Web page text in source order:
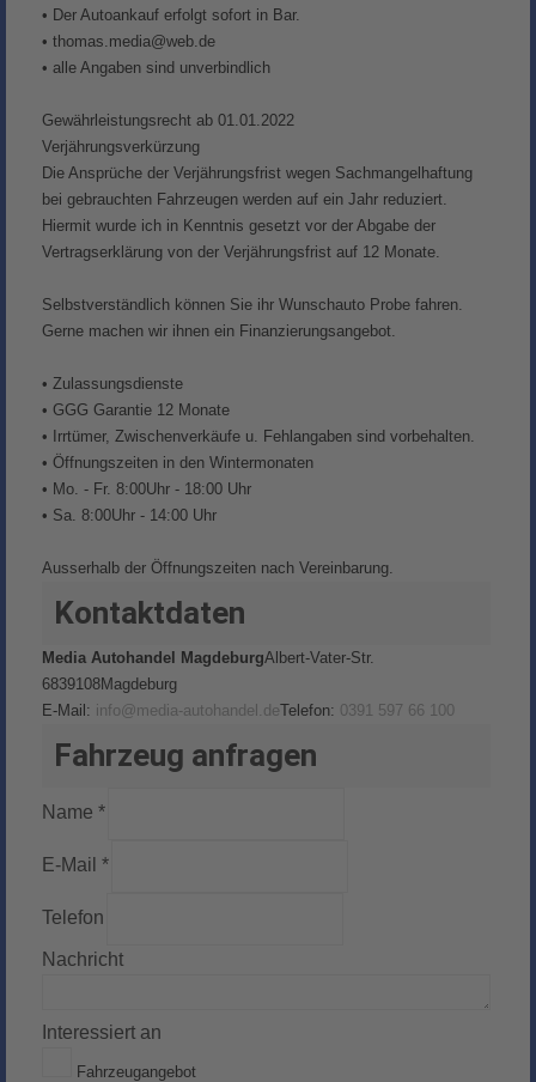
• Der Autoankauf erfolgt sofort in Bar.
• thomas.media@web.de
• alle Angaben sind unverbindlich
Gewährleistungsrecht ab 01.01.2022
Verjährungsverkürzung
Die Ansprüche der Verjährungsfrist wegen Sachmangelhaftung
bei gebrauchten Fahrzeugen werden auf ein Jahr reduziert.
Hiermit wurde ich in Kenntnis gesetzt vor der Abgabe der
Vertragserklärung von der Verjährungsfrist auf 12 Monate.
Selbstverständlich können Sie ihr Wunschauto Probe fahren.
Gerne machen wir ihnen ein Finanzierungsangebot.
• Zulassungsdienste
• GGG Garantie 12 Monate
• Irrtümer, Zwischenverkäufe u. Fehlangaben sind vorbehalten.
• Öffnungszeiten in den Wintermonaten
• Mo. - Fr. 8:00Uhr - 18:00 Uhr
• Sa. 8:00Uhr - 14:00 Uhr
Ausserhalb der Öffnungszeiten nach Vereinbarung.
Kontaktdaten
Media Autohandel MagdeburgAlbert-Vater-Str.
6839108Magdeburg
E-Mail: info@media-autohandel.deTelefon: 0391 597 66 100
Fahrzeug anfragen
Name *
E-Mail *
Telefon
Nachricht
Interessiert an
Fahrzeugangebot